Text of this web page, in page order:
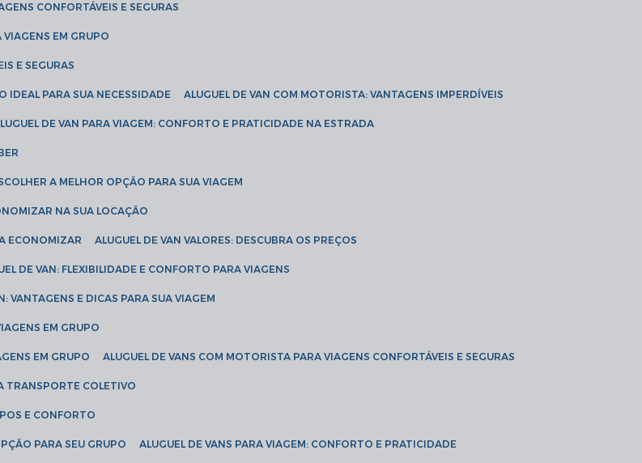
CONFORTÁVEIS E SEGURAS
VIAGENS EM GRUPO
E SEGURAS
IDEAL PARA SUA NECESSIDADE ALUGUEL DE VAN COM MOTORISTA: VANTAGENS IMPERDÍVEIS
ALUGUEL DE VAN PARA VIAGEM: CONFORTO E PRATICIDADE NA ESTRADA
A MELHOR OPÇÃO PARA SUA VIAGEM
NA SUA LOCAÇÃO
ECONOMIZAR ALUGUEL DE VAN VALORES: DESCUBRA OS PREÇOS
DE VAN: FLEXIBILIDADE E CONFORTO PARA VIAGENS
VANTAGENS E DICAS PARA SUA VIAGEM
EM GRUPO
EM GRUPO ALUGUEL DE VANS COM MOTORISTA PARA VIAGENS CONFORTÁVEIS E SEGURAS
TRANSPORTE COLETIVO
E CONFORTO
PARA SEU GRUPO ALUGUEL DE VANS PARA VIAGEM: CONFORTO E PRATICIDADE